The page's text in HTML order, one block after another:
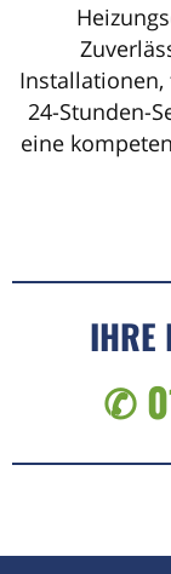
24-Stunden-
eine
IHRE
✆